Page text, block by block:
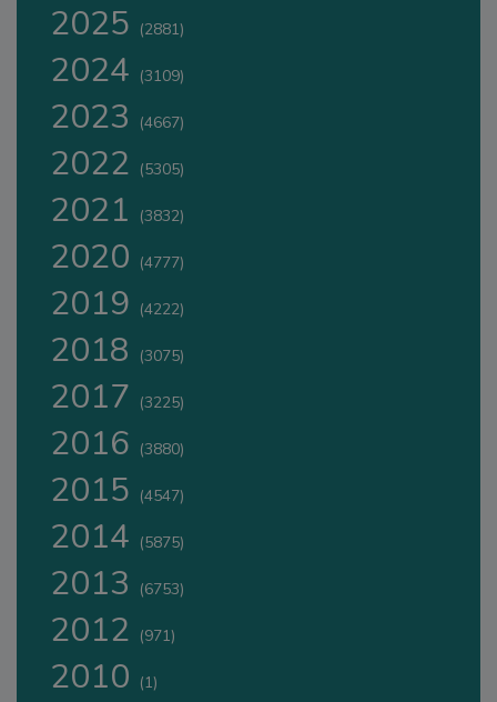
2025 (2881)
2024 (3109)
2023 (4667)
2022 (5305)
2021 (3832)
2020 (4777)
2019 (4222)
2018 (3075)
2017 (3225)
2016 (3880)
2015 (4547)
2014 (5875)
2013 (6753)
2012 (971)
2010 (1)